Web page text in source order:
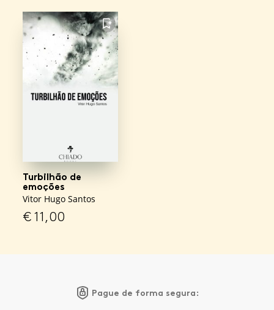
FAVORITO
Turbilhão de
emoções
Vitor Hugo Santos
€11,00
Pague de forma segura: